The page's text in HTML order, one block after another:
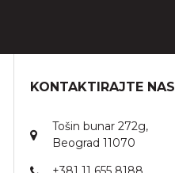
KONTAKTIRAJTE NAS
Tošin bunar 272g,
Beograd 11070